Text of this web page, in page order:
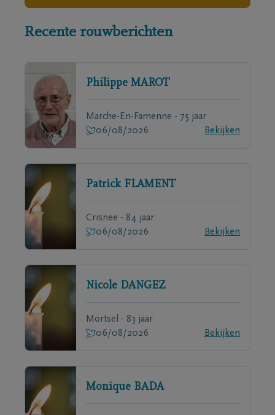
Recente rouwberichten
Philippe MAROT
Marche-En-Famenne - 75 jaar
06/08/2026
Bekijken
Patrick FLAMENT
Crisnee - 84 jaar
06/08/2026
Bekijken
Nicole DANGEZ
Mortsel - 83 jaar
06/08/2026
Bekijken
Monique BADA